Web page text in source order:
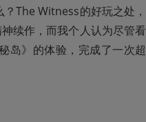
The Witness的好玩之处，
续作，而我个人认为尽管看
岛》的体验，完成了一次超